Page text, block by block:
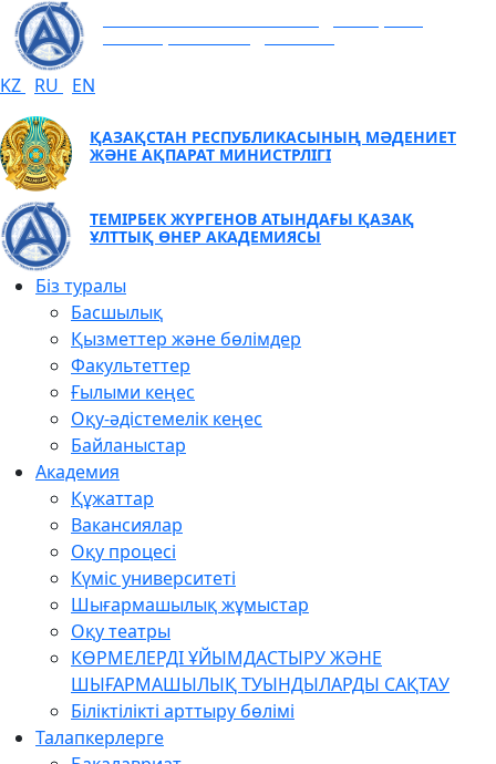
KZ RU EN
ҚАЗАҚСТАН РЕСПУБЛИКАСЫНЫҢ МӘДЕНИЕТ
ЖӘНЕ АҚПАРАТ МИНИСТРЛІГІ
ТЕМІРБЕК ЖҮРГЕНОВ АТЫНДАҒЫ ҚАЗАҚ
ҰЛТТЫҚ ӨНЕР АКАДЕМИЯСЫ
Біз туралы
Басшылық
Қызметтер және бөлімдер
Факультеттер
Ғылыми кеңес
Оқу-әдістемелік кеңес
Байланыстар
Академия
Құжаттар
Вакансиялар
Оқу процесі
Күміс университеті
Шығармашылық жұмыстар
Оқу театры
КӨРМЕЛЕРДІ ҰЙЫМДАСТЫРУ ЖӘНЕ
ШЫҒАРМАШЫЛЫҚ ТУЫНДЫЛАРДЫ САҚТАУ
Біліктілікті арттыру бөлімі
Талапкерлерге